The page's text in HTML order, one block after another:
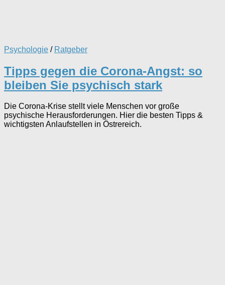
Psychologie / Ratgeber
Tipps gegen die Corona-Angst: so
bleiben Sie psychisch stark
Die Corona-Krise stellt viele Menschen vor große
psychische Herausforderungen. Hier die besten Tipps &
wichtigsten Anlaufstellen in Östrereich.